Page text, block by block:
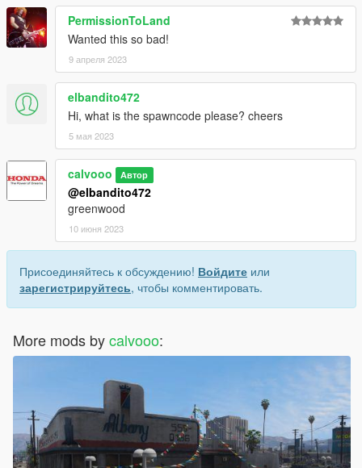
PermissionToLand
Wanted this so bad!
9 апреля 2023
elbandito472
Hi, what is the spawncode please? cheers
5 мая 2023
calvooo Автор
@elbandito472
greenwood
10 июня 2023
Присоединяйтесь к обсуждению! Войдите или
зарегистрируйтесь, чтобы комментировать.
More mods bycalvooo: